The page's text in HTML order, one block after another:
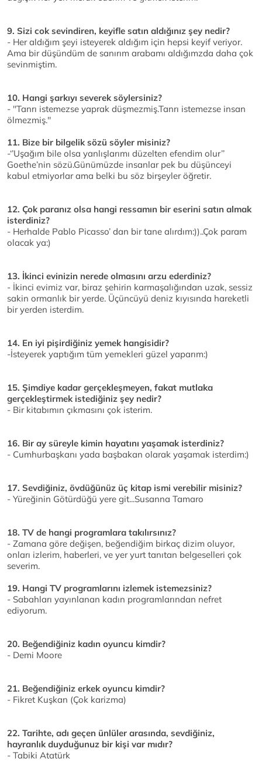
9. Sizi cok sevindiren, keyifle satın aldığınız şey nedir?
- Her aldığım şeyi isteyerek aldığım için hepsi keyif veriyor.
Ama bir düşündüm de sanırım arabamı aldığımzda daha çok
sevinmiştim.
10. Hangi şarkıyı severek söylersiniz?
- ''Tanrı istemezse yaprak düşmezmiş.Tanrı istemezse insan
ölmezmiş.''
11. Bize bir bilgelik sözü söyler misiniz?
-‘’Uşağım bile olsa yanlışlarımı düzelten efendim olur’’
Goethe’nin sözü.Günümüzde insanlar pek bu düşünceyi
kabul etmiyorlar ama belki bu söz birşeyler öğretir.
12. Çok paranız olsa hangi ressamın bir eserini satın almak
isterdiniz?
- Herhalde Pablo Picasso’ dan bir tane alırdım:))..Çok param
olacak ya:)
13. İkinci evinizin nerede olmasını arzu ederdiniz?
- İkinci evimiz var, biraz şehirin karmaşalığından uzak, sessiz
sakin ormanlık bir yerde. Üçüncüyü deniz kıyısında hareketli
bir yerden isterdim.
14. En iyi pişirdiğiniz yemek hangisidir?
-İsteyerek yaptığım tüm yemekleri güzel yaparım:)
15. Şimdiye kadar gerçekleşmeyen, fakat mutlaka
gerçekleştirmek istediğiniz şey nedir?
- Bir kitabımın çıkmasını çok isterim.
16. Bir ay süreyle kimin hayatını yaşamak isterdiniz?
- Cumhurbaşkanı yada başbakan olarak yaşamak isterdim:)
17. Sevdiğiniz, övdüğünüz üç kitap ismi verebilir misiniz?
- Yüreğinin Götürdüğü yere git...Susanna Tamaro
18. TV de hangi programlara takılırsınız?
- Zamana göre değişen, beğendiğim birkaç dizim oluyor,
onları izlerim, haberleri, ve yer yurt tanıtan belgeselleri çok
severim.
19. Hangi TV programlarını izlemek istemezsiniz?
- Sabahları yayınlanan kadın programlarından nefret
ediyorum.
20. Beğendiğiniz kadın oyuncu kimdir?
- Demi Moore
21. Beğendiğiniz erkek oyuncu kimdir?
- Fikret Kuşkan (Çok karizma)
22. Tarihte, adı geçen ünlüler arasında, sevdiğiniz,
hayranlık duyduğunuz bir kişi var mıdır?
- Tabiki Atatürk